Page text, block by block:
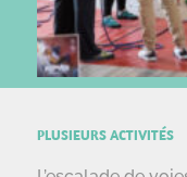
PLUSIEURS ACTIVITÉS